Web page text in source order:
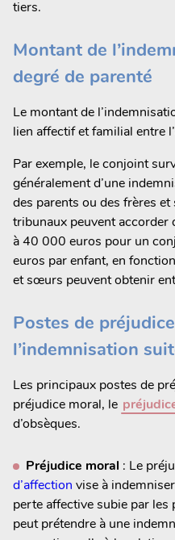
tiers.
Montant de
degré de parenté
Le montant de
lien affectif et familial entre
Par exemple, le conjoint
généralement d’une
des parents ou des frères
tribunaux peuvent
à 40 000 euros pour un
euros par enfant, en
et sœurs peuvent obtenir
Postes de
l’indemnisation
Les principaux postes de
préjudice moral, le
d’obsèques.
Préjudice moral : Le
d’affection vise à
perte affective subie par
peut prétendre à une